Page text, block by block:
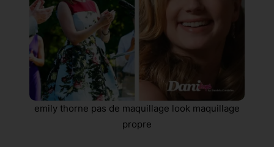
emily thorne pas de maquillage look maquillage
propre